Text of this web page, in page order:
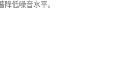
低噪音水平。